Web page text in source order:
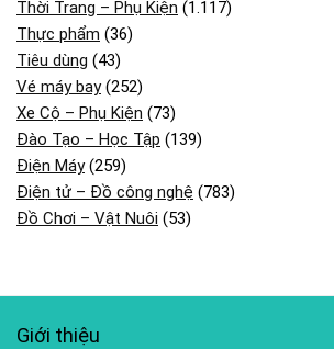
Thời Trang – Phụ Kiện (1.117)
Thực phẩm (36)
Tiêu dùng (43)
Vé máy bay(252)
Xe Cộ – Phụ Kiện (73)
Đào Tạo – Học Tập (139)
Điện Máy(259)
Điện tử – Đồ công nghệ (783)
Đồ Chơi – Vật Nuôi (53)
Giới thiệu